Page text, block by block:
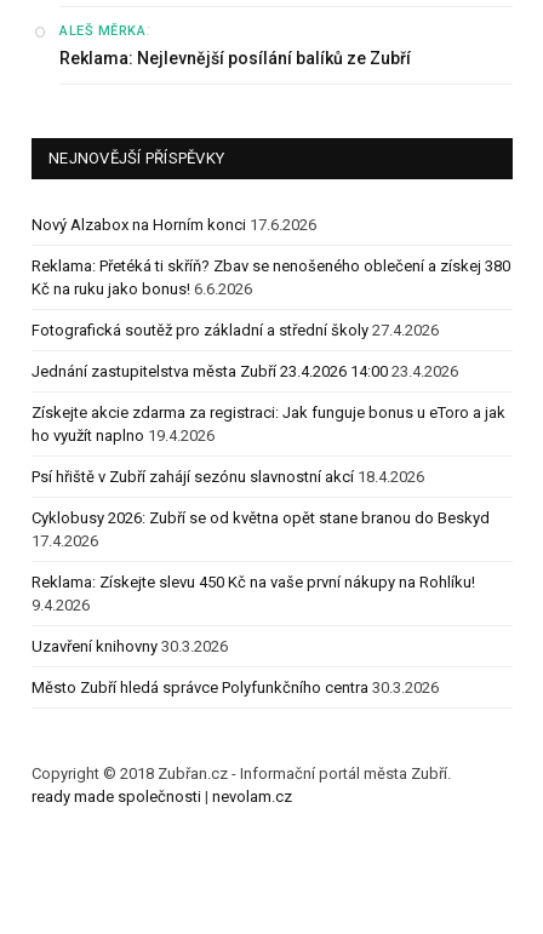
ALEŠ MĚRKA:
Reklama: Nejlevnější posílání balíků ze Zubří
NEJNOVĚJŠÍ PŘÍSPĚVKY
Nový Alzabox na Horním konci 17.6.2026
Reklama: Přetéká ti skříň? Zbav se nenošeného oblečení a získej 380
Kč na ruku jako bonus! 6.6.2026
Fotografická soutěž pro základní a střední školy 27.4.2026
Jednání zastupitelstva města Zubří 23.4.2026 14:00 23.4.2026
Získejte akcie zdarma za registraci: Jak funguje bonus u eToro a jak
ho využít naplno 19.4.2026
Psí hřiště v Zubří zahájí sezónu slavnostní akcí 18.4.2026
Cyklobusy 2026: Zubří se od května opět stane branou do Beskyd
17.4.2026
Reklama: Získejte slevu 450 Kč na vaše první nákupy na Rohlíku!
9.4.2026
Uzavření knihovny 30.3.2026
Město Zubří hledá správce Polyfunkčního centra 30.3.2026
Copyright © 2018 Zubřan.cz - Informační portál města Zubří.
ready made společnosti | nevolam.cz